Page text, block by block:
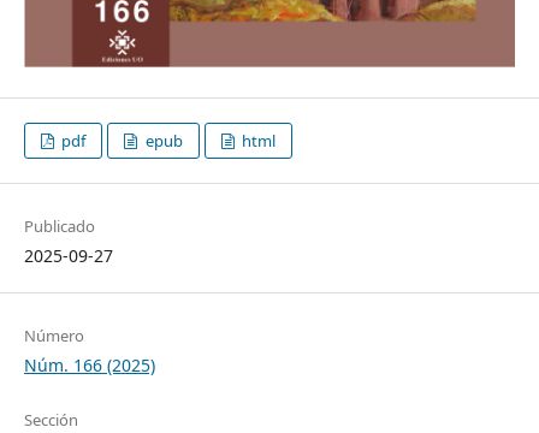
pdf epub html
Publicado
2025-09-27
Número
Núm. 166 (2025)
Sección